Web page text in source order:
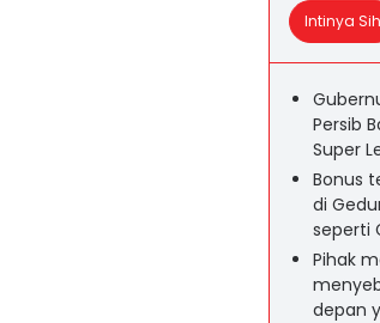
Intinya Sih
Persib
Super
Bonus
di
seperti
Pihak
depan